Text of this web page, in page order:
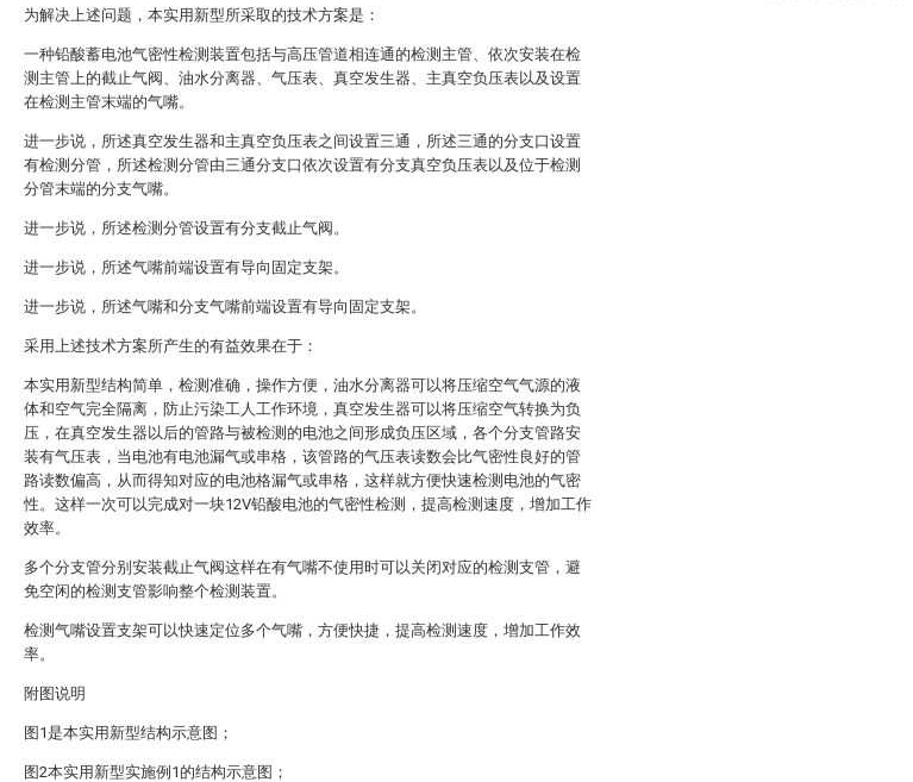
为解决上述问题，本实用新型所采取的技术方案是：
一种铅酸蓄电池气密性检测装置包括与高压管道相连通的检测主管、依次安装在检
测主管上的截止气阀、油水分离器、气压表、真空发生器、主真空负压表以及设置
在检测主管末端的气嘴。
进一步说，所述真空发生器和主真空负压表之间设置三通，所述三通的分支口设置
有检测分管，所述检测分管由三通分支口依次设置有分支真空负压表以及位于检测
分管末端的分支气嘴。
进一步说，所述检测分管设置有分支截止气阀。
进一步说，所述气嘴前端设置有导向固定支架。
进一步说，所述气嘴和分支气嘴前端设置有导向固定支架。
采用上述技术方案所产生的有益效果在于：
本实用新型结构简单，检测准确，操作方便，油水分离器可以将压缩空气气源的液
体和空气完全隔离，防止污染工人工作环境，真空发生器可以将压缩空气转换为负
压，在真空发生器以后的管路与被检测的电池之间形成负压区域，各个分支管路安
装有气压表，当电池有电池漏气或串格，该管路的气压表读数会比气密性良好的管
路读数偏高，从而得知对应的电池格漏气或串格，这样就方便快速检测电池的气密
性。这样一次可以完成对一块12V铅酸电池的气密性检测，提高检测速度，增加工作
效率。
多个分支管分别安装截止气阀这样在有气嘴不使用时可以关闭对应的检测支管，避
免空闲的检测支管影响整个检测装置。
检测气嘴设置支架可以快速定位多个气嘴，方便快捷，提高检测速度，增加工作效
率。
附图说明
图1是本实用新型结构示意图；
图2本实用新型实施例1的结构示意图；